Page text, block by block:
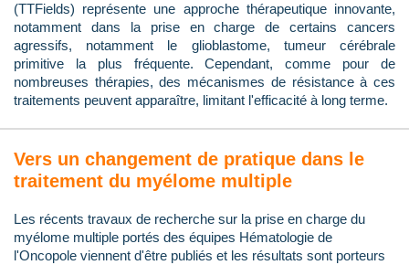
(TTFields) représente une approche thérapeutique innovante,
notamment dans la prise en charge de certains cancers
agressifs, notamment le glioblastome, tumeur cérébrale
primitive la plus fréquente. Cependant, comme pour de
nombreuses thérapies, des mécanismes de résistance à ces
traitements peuvent apparaître, limitant l'efficacité à long terme.
Vers un changement de pratique dans le
traitement du myélome multiple
Les récents travaux de recherche sur la prise en charge du
myélome multiple portés des équipes Hématologie de
l'Oncopole viennent d'être publiés et les résultats sont porteurs